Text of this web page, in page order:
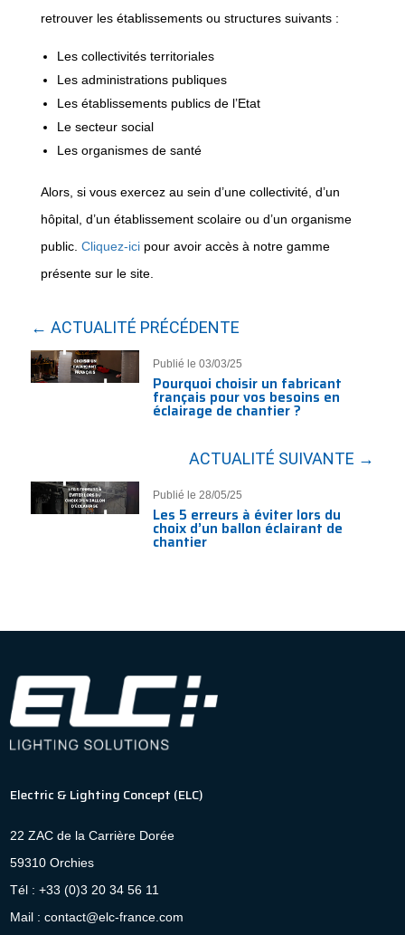
retrouver les établissements ou structures suivants :
Les collectivités territoriales
Les administrations publiques
Les établissements publics de l’Etat
Le secteur social
Les organismes de santé
Alors, si vous exercez au sein d’une collectivité, d’un
hôpital, d’un établissement scolaire ou d’un organisme
public. Cliquez-icipour avoir accès à notre gamme
présente sur le site.
← ACTUALITÉ PRÉCÉDENTE
Publié le 03/03/25
Pourquoi choisir un fabricant
français pour vos besoins en
éclairage de chantier ?
ACTUALITÉ SUIVANTE →
Publié le 28/05/25
Les 5 erreurs à éviter lors du
choix d’un ballon éclairant de
chantier
Electric & Lighting Concept (ELC)
22 ZAC de la Carrière Dorée
59310 Orchies
Tél : +33 (0)3 20 34 56 11
Mail : contact@elc-france.com